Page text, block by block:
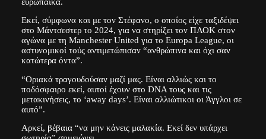
Εκεί, σύμφωνα και με τον Στέφανο, ο οποίος είχε ταξιδέψει
στο Μάντσεστερ το 2024, για να στηρίξει τον ΠΑΟΚ στον
αγώνα με τη Manchester United για το Europa League, οι
αστυνομικοί τούς αντιμετώπισαν “ανθρώπινα και όχι σαν
κατώτερα όντα”.
“Οριακά τραγουδούσαν μαζί μας. Είναι αλλιώς και το
ποδόσφαιρο εκεί, αυτοί έχουν στο DNA τους και τις
μετακινήσεις, το ‘away days’. Είναι αλλιώτικοι οι Άγγλοι σε
αυτό”.
Αρκεί, βέβαια “να μην κάνεις μαλακία. Εκεί δεν υπάρχει